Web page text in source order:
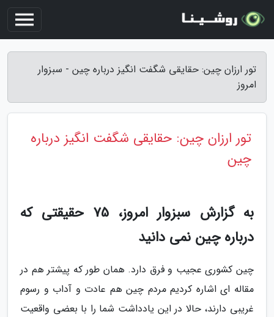
تور ارزان چین: حقایقی شگفت انگیز درباره چین - سبزوار
امروز
تور ارزان چین: حقایقی شگفت انگیز درباره
چین
به گزارش سبزوار امروز، 75 حقیقتی که
درباره چین نمی دانید
چین کشوری عجیب و فرق دارد. همان طور که پیشتر هم در
مقاله ای اشاره کردیم مردم چین هم عادت و آداب و رسوم
غریبی دارند، حالا در این یادداشت شما را با بعضی واقعیت